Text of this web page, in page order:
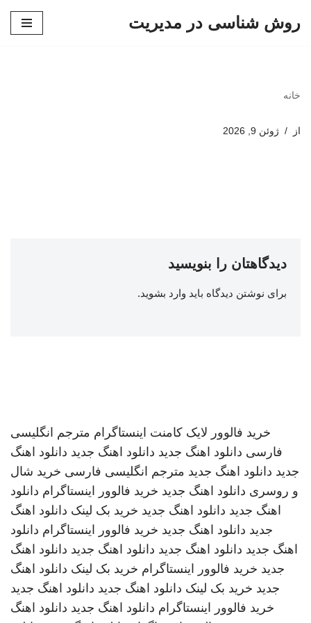
روش شناسی در مدیریت
خانه
از ژوئن 9, 2026
دیدگاهتان را بنویسید
برای نوشتن دیدگاه باید وارد بشوید.
خرید فالوور لایک کامنت اینستاگرام مترجم انگلیسی
فارسی دانلود اهنگ جدید دانلود اهنگ جدید دانلود اهنگ
جدید دانلود اهنگ جدید مترجم انگلیسی فارسی خرید شال
و روسری دانلود اهنگ جدید خرید فالوور اینستاگرام دانلود
اهنگ جدید دانلود اهنگ جدید خرید بک لینک دانلود اهنگ
جدید دانلود اهنگ جدید خرید فالوور اینستاگرام دانلود
اهنگ جدید دانلود اهنگ جدید دانلود اهنگ جدید دانلود اهنگ
جدید خرید فالوور اینستاگرام خرید بک لینک دانلود اهنگ
جدید خرید بک لینک دانلود اهنگ جدید دانلود اهنگ جدید
خرید فالوور اینستاگرام دانلود اهنگ جدید دانلود اهنگ